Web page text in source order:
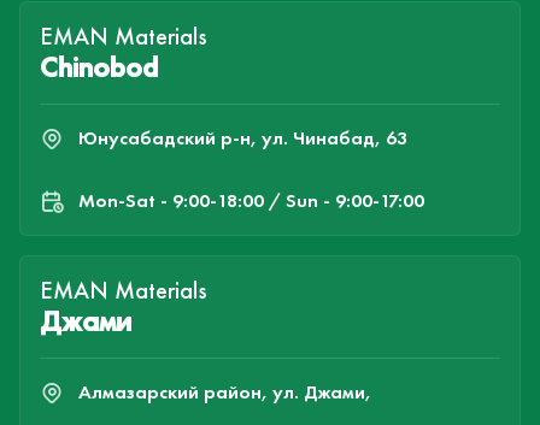
EMAN Materials
Chinobod
Юнусабадский р-н, ул. Чинабад, 63
Mon-Sat - 9:00-18:00 / Sun - 9:00-17:00
EMAN Materials
Джами
Алмазарский район, ул. Джами,